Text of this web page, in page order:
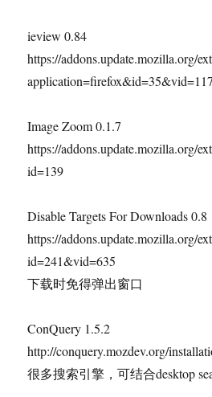
ieview 0.84
https://addons.update.mozilla.org/
Image Zoom 0.1.7
https://addons.update.mozilla.org/
id=139
Disable Targets For Downloads 0.8
https://addons.update.mozilla.org/
id=241&vid=635
下载时免得弹出窗口
ConQuery 1.5.2
http://conquery.mozdev.org/
很多搜索引擎，可结合desktop